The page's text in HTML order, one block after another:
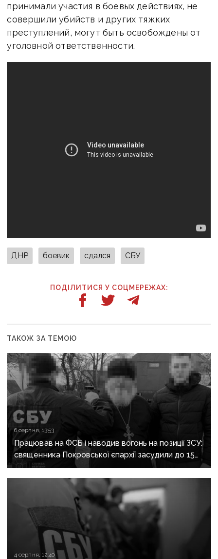
принимали участия в боевых действиях, не
совершили убийств и других тяжких
преступлений, могут быть освобождены от
уголовной ответственности.
ДНР боевик сдался СБУ
ПОДІЛИТИСЯ У СОЦМЕРЕЖАХ:
ТАКОЖ ЗА ТЕМОЮ
6 серпня, 13:53
Працював на ФСБ і наводив вогонь на позиції ЗСУ:
священника Покровської єпархії засудили до 15
років
4 серпня, 12:40